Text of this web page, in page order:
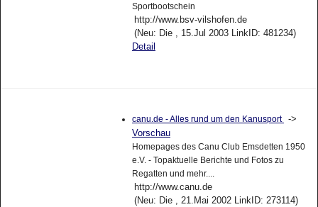
Sportbootschein
http://www.bsv-vilshofen.de
(Neu: Die , 15.Jul 2003 LinkID: 481234)
Detail
canu.de - Alles rund um den Kanusport ->
Vorschau
Homepages des Canu Club Emsdetten 1950
e.V. - Topaktuelle Berichte und Fotos zu
Regatten und mehr....
http://www.canu.de
(Neu: Die , 21.Mai 2002 LinkID: 273114)